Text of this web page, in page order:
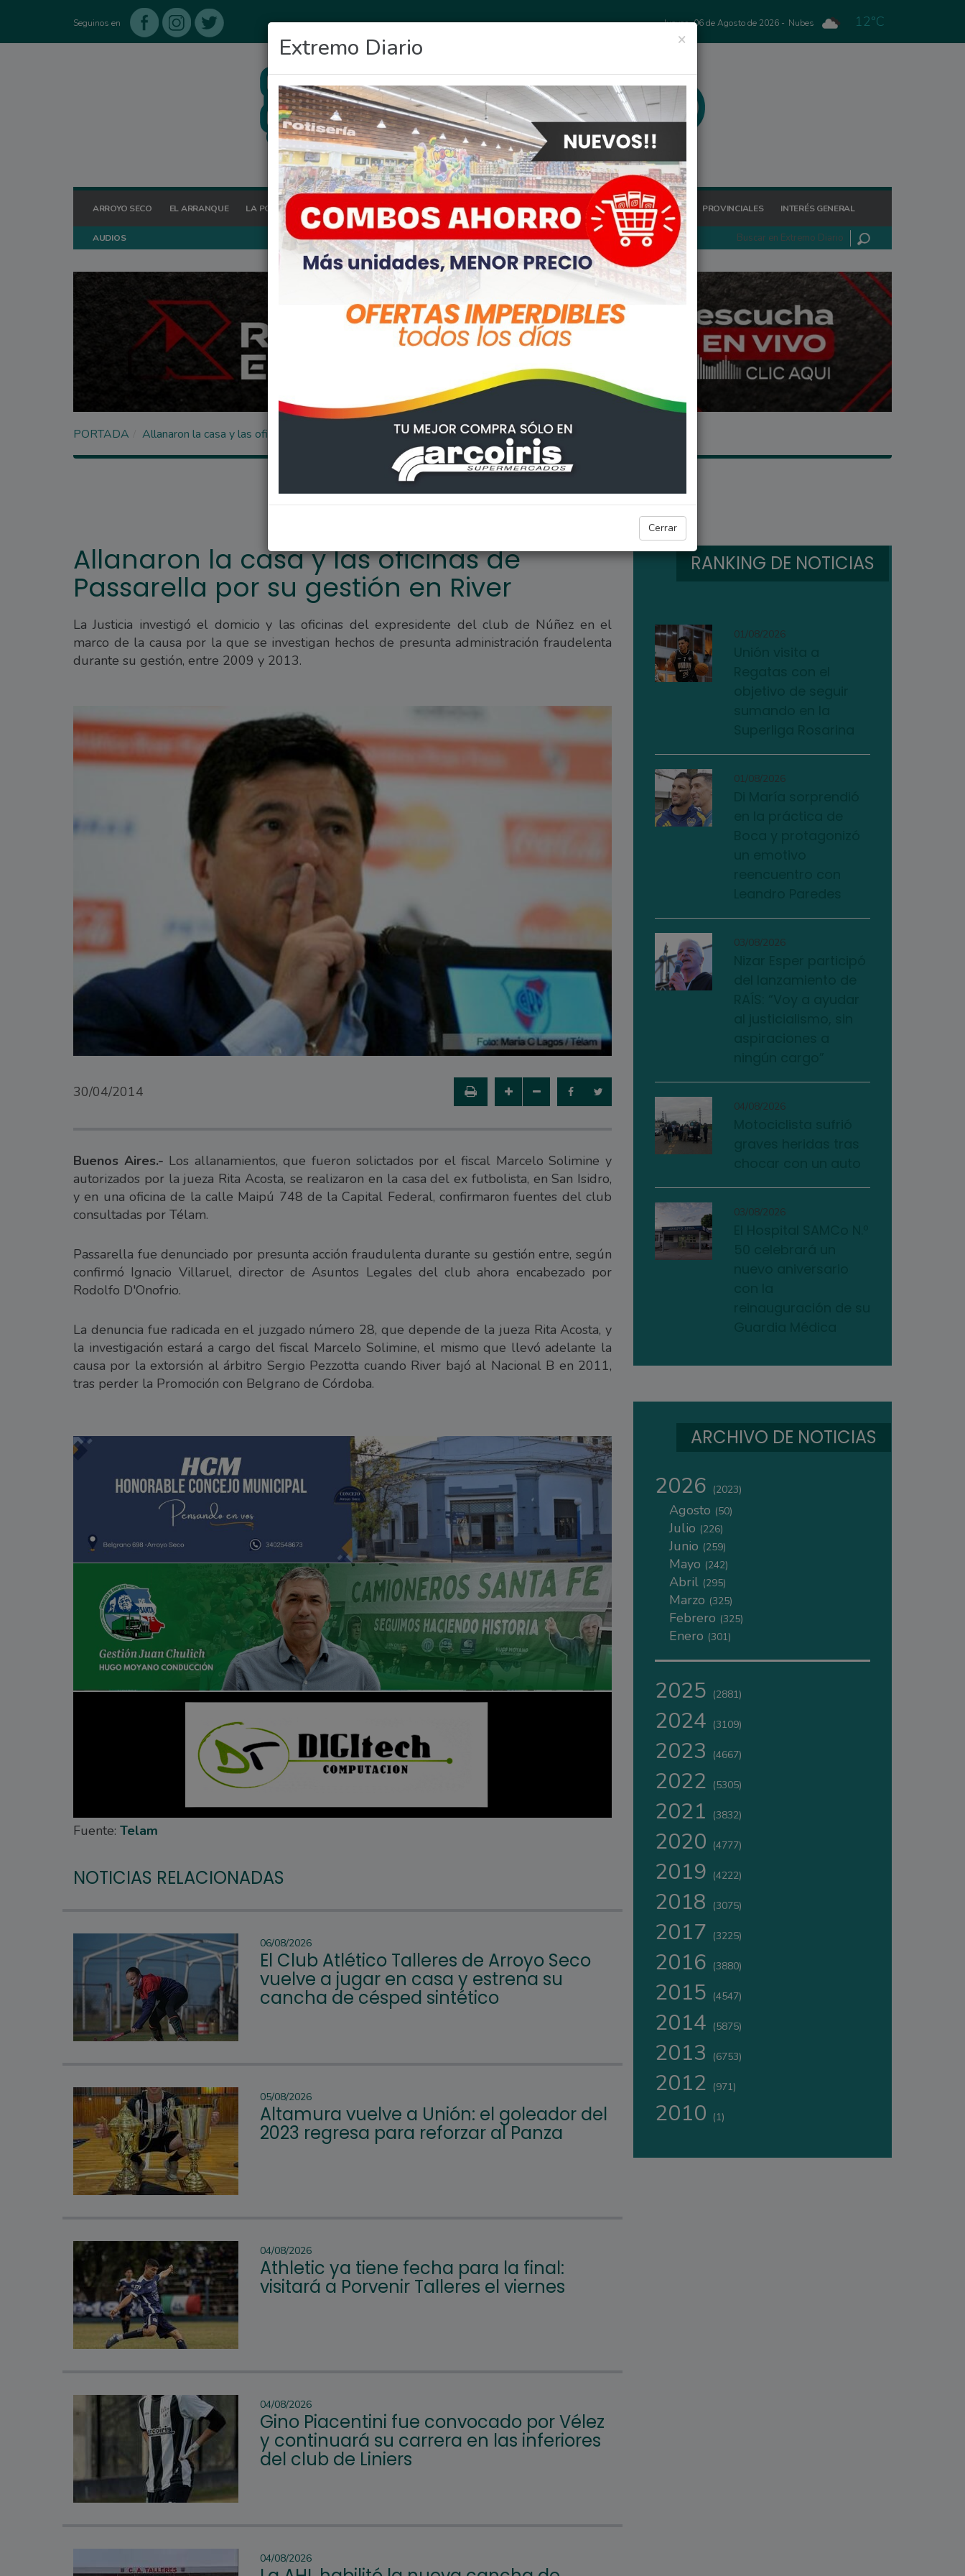
Seguinos en Jueves, 06 de Agosto de 2026 - Nubes 12°C
ARROYO SECO EL ARRANQUE LA POSTA HOY OCIO DEPORTES FIGHIERA GENERAL LAGOS POLICIALES REGIONALES PROVINCIALES INTERÉS GENERAL
AUDIOS
×
Extremo Diario
Cerrar
PORTADA Allanaron la casa y las oficinas de Passarella por su gestión en River
DEPORTES
Allanaron la casa y las oficinas de
Passarella por su gestión en River
La Justicia investigó el domicio y las oficinas del expresidente del club de Núñez en el
marco de la causa por la que se investigan hechos de presunta administración fraudelenta
durante su gestión, entre 2009 y 2013.
30/04/2014
Buenos Aires.- Los allanamientos, que fueron solictados por el fiscal Marcelo Solimine y
autorizados por la jueza Rita Acosta, se realizaron en la casa del ex futbolista, en San Isidro,
y en una oficina de la calle Maipú 748 de la Capital Federal, confirmaron fuentes del club
consultadas por Télam.
Passarella fue denunciado por presunta acción fraudulenta durante su gestión entre, según
confirmó Ignacio Villaruel, director de Asuntos Legales del club ahora encabezado por
Rodolfo D'Onofrio.
La denuncia fue radicada en el juzgado número 28, que depende de la jueza Rita Acosta, y
la investigación estará a cargo del fiscal Marcelo Solimine, el mismo que llevó adelante la
causa por la extorsión al árbitro Sergio Pezzotta cuando River bajó al Nacional B en 2011,
tras perder la Promoción con Belgrano de Córdoba.
Fuente: Telam
NOTICIAS RELACIONADAS
06/08/2026
El Club Atlético Talleres de Arroyo Seco
vuelve a jugar en casa y estrena su
cancha de césped sintético
05/08/2026
Altamura vuelve a Unión: el goleador del
2023 regresa para reforzar al Panza
04/08/2026
Athletic ya tiene fecha para la final:
visitará a Porvenir Talleres el viernes
04/08/2026
Gino Piacentini fue convocado por Vélez
y continuará su carrera en las inferiores
del club de Liniers
04/08/2026
RANKING DE NOTICIAS
01/08/2026
01/08/2026
03/08/2026
04/08/2026
03/08/2026
ARCHIVO DE NOTICIAS
2026 (2023)
Agosto (50)
Julio (226)
Junio (259)
Mayo (242)
Abril (295)
Marzo (325)
Febrero (325)
Enero (301)
2025 (2881)
2024 (3109)
2023 (4667)
2022 (5305)
2021 (3832)
2020 (4777)
2019 (4222)
2018 (3075)
2017 (3225)
2016 (3880)
2015 (4547)
2014 (5875)
2013 (6753)
2012 (971)
2010 (1)